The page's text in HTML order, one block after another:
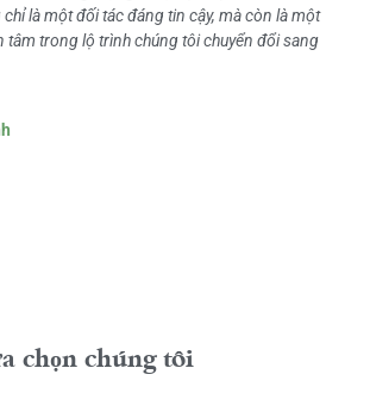
chỉ là một đối tác đáng tin cậy, mà còn là một
tâm trong lộ trình chúng tôi chuyển đổi sang
chọn chúng tôi